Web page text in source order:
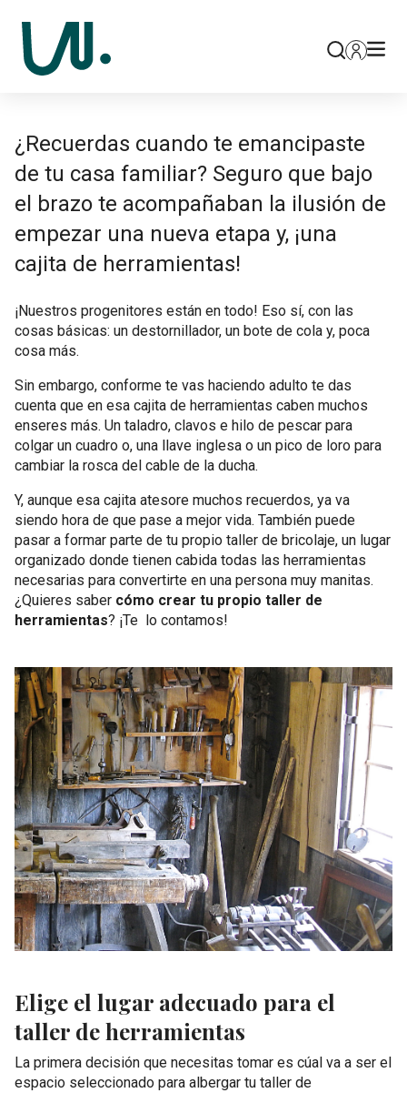
¿Recuerdas cuando te emancipaste
de tu casa familiar? Seguro que bajo
el brazo te acompañaban la ilusión de
empezar una nueva etapa y, ¡una
cajita de herramientas!
¡Nuestros progenitores están en todo! Eso sí, con las
cosas básicas: un destornillador, un bote de cola y, poca
cosa más.
Sin embargo, conforme te vas haciendo adulto te das
cuenta que en esa cajita de herramientas caben muchos
enseres más. Un taladro, clavos e hilo de pescar para
colgar un cuadro o, una llave inglesa o un pico de loro para
cambiar la rosca del cable de la ducha.
Y, aunque esa cajita atesore muchos recuerdos, ya va
siendo hora de que pase a mejor vida. También puede
pasar a formar parte de tu propio taller de bricolaje, un lugar
organizado donde tienen cabida todas las herramientas
necesarias para convertirte en una persona muy manitas.
¿Quieres saber cómo crear tu propio taller de
herramientas? ¡Te lo contamos!
Elige el lugar adecuado para el
taller de herramientas
La primera decisión que necesitas tomar es cúal va a ser el
espacio seleccionado para albergar tu taller de